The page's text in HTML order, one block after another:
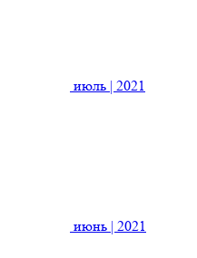
июль | 2021
июнь | 2021